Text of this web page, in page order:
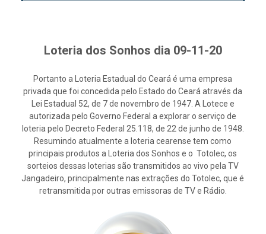
Loteria dos Sonhos dia 09-11-20
Portanto a Loteria Estadual do Ceará é uma empresa
privada que foi concedida pelo Estado do Ceará através da
Lei Estadual 52, de 7 de novembro de 1947. A Lotece e
autorizada pelo Governo Federal a explorar o serviço de
loteria pelo Decreto Federal 25.118, de 22 de junho de 1948.
Resumindo atualmente a loteria cearense tem como
principais produtos a Loteria dos Sonhos e o Totolec, os
sorteios dessas loterias são transmitidos ao vivo pela TV
Jangadeiro, principalmente nas extrações do Totolec, que é
retransmitida por outras emissoras de TV e Rádio.